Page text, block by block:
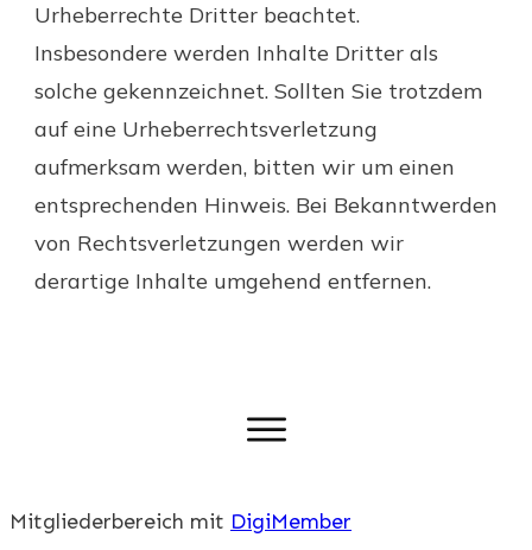
Urheberrechte Dritter beachtet.
Insbesondere werden Inhalte Dritter als
solche gekennzeichnet. Sollten Sie trotzdem
auf eine Urheberrechtsverletzung
aufmerksam werden, bitten wir um einen
entsprechenden Hinweis. Bei Bekanntwerden
von Rechtsverletzungen werden wir
derartige Inhalte umgehend entfernen.
Mitgliederbereich mit DigiMember